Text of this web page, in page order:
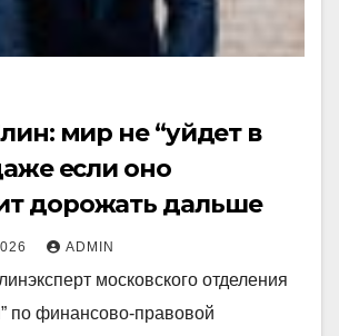
мир не “уйдет в
если оно
дорожать дальше
ADMIN
московского отделения
по финансово-правовой